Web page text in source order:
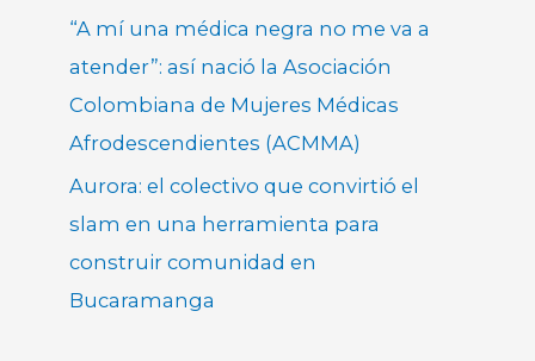
“A mí una médica negra no me va a
atender”: así nació la Asociación
Colombiana de Mujeres Médicas
Afrodescendientes (ACMMA)
Aurora: el colectivo que convirtió el
slam en una herramienta para
construir comunidad en
Bucaramanga